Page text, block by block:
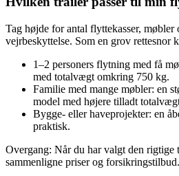
Tag højde for antal flyttekasser, møbler
vejrbeskyttelse. Som en grov rettesnor
1–2 personers flytning med få
med totalvægt omkring 750 kg.
Familie med mange møbler: en
model med højere tilladt
Bygge‑ eller haveprojekter: en
praktisk.
Overgang: Når du har valgt den rigtige
sammenligne priser og forsikringstilbud.